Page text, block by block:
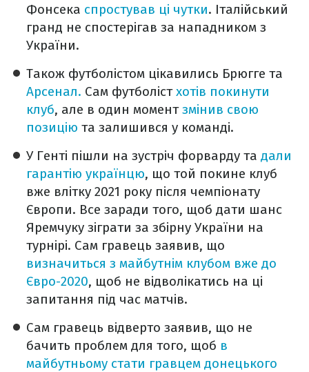
Фонсека спростував ці чутки. Італійський
гранд не спостерігав за нападником з
України.
Також футболістом цікавились Брюгге та
Арсенал. Сам футболістхотів покинути
клуб, але в один моментзмінив свою
позицію та залишився у команді.
У Генті пішли на зустріч форварду та дали
гарантію українцю, що той покине клуб
вже влітку 2021 року після чемпіонату
Європи. Все заради того, щоб дати шанс
Яремчуку зіграти за збірну України на
турнірі. Сам гравець заявив, що
визначиться з майбутнім клубом вже до
Євро-2020, щоб не відволікатись на ці
запитання під час матчів.
Сам гравець відверто заявив, що не
бачить проблем для того, щоб в
майбутньому стати гравцем донецького